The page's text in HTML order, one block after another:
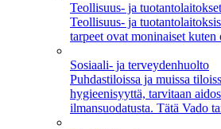
Teollisuus- ja tuotantolaitokset
Teollisuus- ja
tarpeet ovat moninaiset
Sosiaali- ja terveydenhuolto
Puhdastiloissa ja muissa
hygieenisyyttä, tarvitaan
ilmansuodatusta. Tätä Vado